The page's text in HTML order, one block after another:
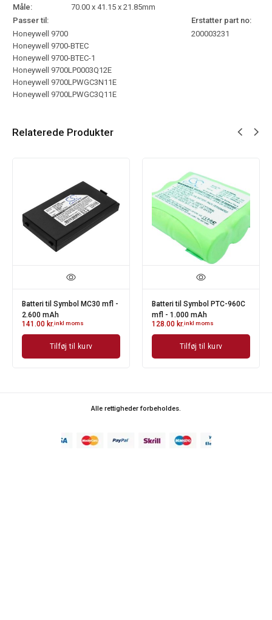
Måle:
70.00 x 41.15 x 21.85mm
Passer til:
Erstatter part no:
Honeywell 9700
Honeywell 9700-BTEC
Honeywell 9700-BTEC-1
Honeywell 9700LP0003Q12E
Honeywell 9700LPWGC3N11E
Honeywell 9700LPWGC3Q11E
200003231
Relaterede Produkter
Batteri til Symbol MC30 mfl -
2.600 mAh
141.00 kr.inkl moms
Tilføj til kurv
Batteri til Symbol PTC-960C
mfl - 1.000 mAh
128.00 kr.inkl moms
Tilføj til kurv
Alle rettigheder forbeholdes.